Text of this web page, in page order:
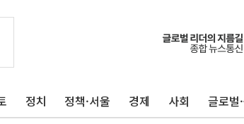
정치 정책·서울 경제 사회 글로벌